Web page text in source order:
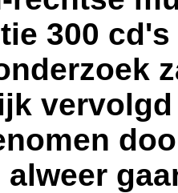
300